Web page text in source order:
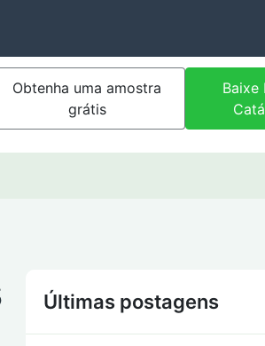
Obtenha uma amostra
grátis
Baixe
Últimas postagens